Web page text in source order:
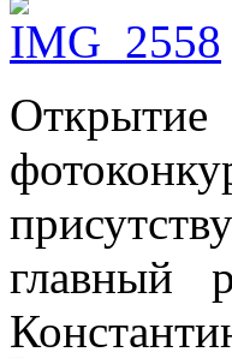
главный